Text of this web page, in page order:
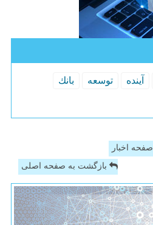
آینده توسعه
بانك
صفحه اخبار
بازگشت به صفحه اصلی